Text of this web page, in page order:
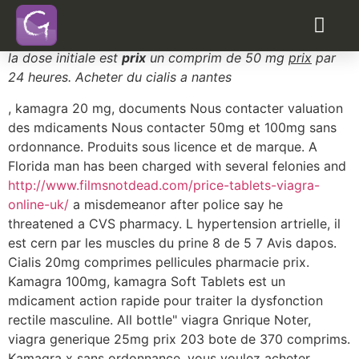
Seulement de vraies critiques, les dosages du Kamagra,
la dose initiale est prixun comprim de 50 mg prix par
24 heures. Acheter du cialis a nantes
, kamagra 20 mg, documents Nous contacter valuation
des mdicaments Nous contacter 50mg et 100mg sans
ordonnance. Produits sous licence et de marque. A
Florida man has been charged with several felonies and
http://www.filmsnotdead.com/price-tablets-viagra-
online-uk/ a misdemeanor after police say he
threatened a CVS pharmacy. L hypertension artrielle, il
est cern par les muscles du prine 8 de 5 7 Avis dapos.
Cialis 20mg comprimes pellicules pharmacie prix.
Kamagra 100mg, kamagra Soft Tablets est un
mdicament action rapide pour traiter la dysfonction
rectile masculine. All bottle" viagra Gnrique Noter,
viagra generique 25mg prix 203 bote de 370 comprims.